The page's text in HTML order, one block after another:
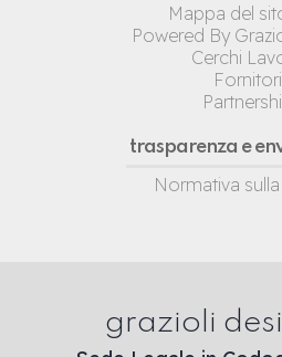
Mappa del
Powered By
Cerchi
Fornitori
trasparenza e
Normativa
grazioli